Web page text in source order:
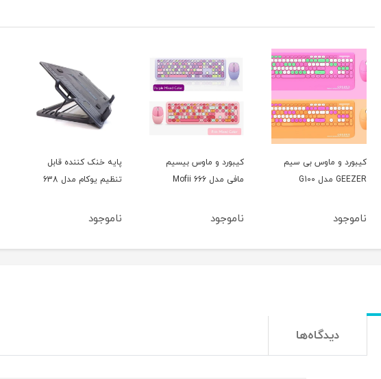
کیبورد و ماوس بیسیم
مافی مدل 666 Mofii
ناموجود
پایه خنک کننده قابل
تنظیم یوکام مدل 638
ناموجود
دانگل انتقال تصویر
میراسکرین مدل E8 Pro
ناموجود
دیدگاه‌ها